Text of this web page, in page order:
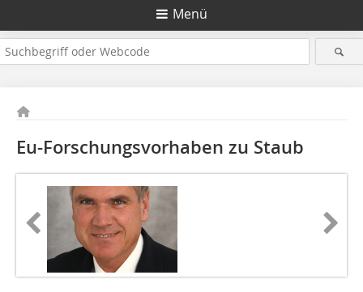
Menü
Eu-Forschungsvorhaben zu Staub